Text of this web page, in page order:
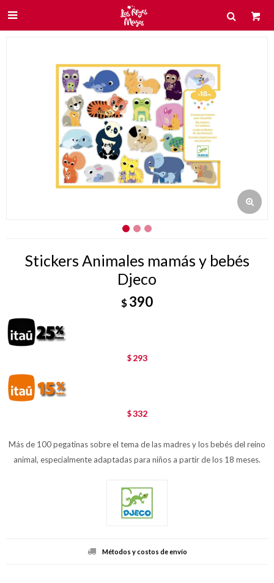

Stickers Animales mamás y bebés
Djeco
$390
$ 293
$332
Más de 100 pegatinas sobre el tema de las madres y los bebés del reino
animal, especialmente adaptadas para niños a partir de los 18 meses.
Métodos y costos de envío